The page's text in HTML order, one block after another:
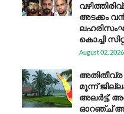
അടക്കം
കൊച്ചി
August 02, 2026
മൂന്ന്
അലർട്ട്,
ഓറഞ്ച്